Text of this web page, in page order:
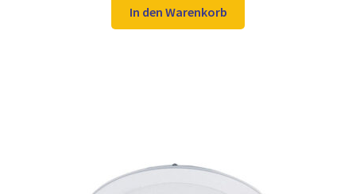
war:
59,98 €
ist:
39,99 €.
In den Warenkorb